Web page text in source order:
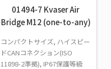
01494-7 Kvaser Air
Bridge M12 (one-to-any)
コンパクトサイズ, ハイスピー
ドCANコネクション(ISO
11898-2準拠), IP67保護等級